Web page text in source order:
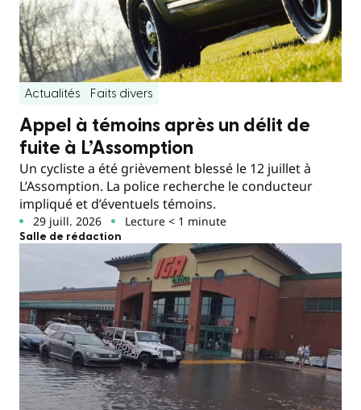
Actualités Faits divers
Appel à témoins après un délit de
fuite à L’Assomption
Un cycliste a été grièvement blessé le 12 juillet à
L’Assomption. La police recherche le conducteur
impliqué et d’éventuels témoins.
29 juill. 2026 Lecture < 1 minute
Salle de rédaction